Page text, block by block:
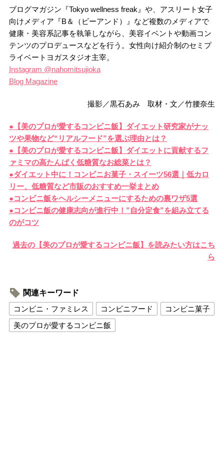
ブログマガジン『Tokyo wellness freak』や、アスリート女子
向けメディア『B＆（ビーアンド）』など複数のメディアで
健康・美容系記事を執筆しながら、美容イベントや動画コン
テンツのプロデュースなどを行う。女性向け紹介制のセミプ
ライベートヨガスタジオ主宰。
Instagram @nahomitsujioka
Blog Magazine
撮影／黒石あみ 取材・文／竹腰奈生
●【美のプロが愛するコンビニ飯】ダイエット研究家がナッ
ツや果物など“リアルフード”を選ぶ理由とは？
●【美のプロが愛するコンビニ飯】ダイエットに貢献するフ
ァミマの高たんぱく低糖質なお総菜とは？
●ダイエット中に！コンビニお菓子・スイーツ56選｜低カロ
リー、低糖質など市販のおすすめ一挙まとめ
●コンビニ飯をヘルシーメニューにするための裏ワザ5選
●コンビニ飯の健康志向が進行中！”自分定食”を組み立てる
のがコツ
過去の【美のプロが愛するコンビニ飯】を読みたい方はこち
ら
関連キーワード
コンビニ・ファミレス
コンビニフード
コンビニ菓子
美のプロが愛するコンビニ飯